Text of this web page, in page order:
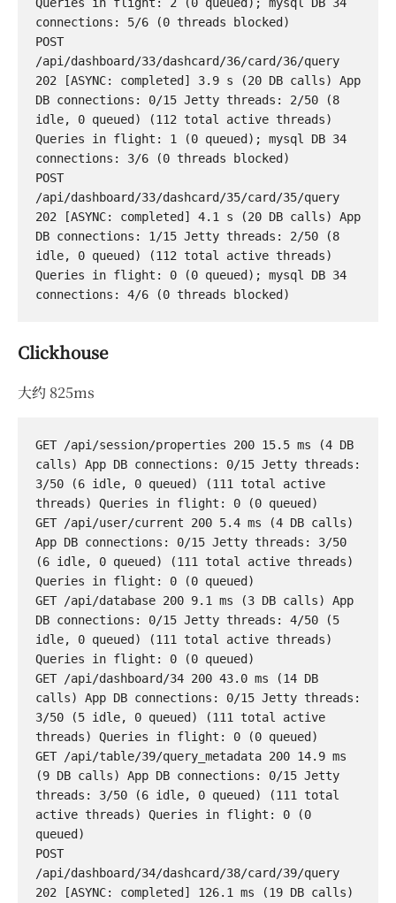
connections: 5/6 (0 threads blocked)
POST
/api/dashboard/33/dashcard/36/card/36/query
202 [ASYNC: completed] 3.9 s (20 DB calls) App
DB connections: 0/15 Jetty threads: 2/50 (8
idle, 0 queued) (112 total active threads)
Queries in flight: 1 (0 queued); mysql DB 34
connections: 3/6 (0 threads blocked)
POST
/api/dashboard/33/dashcard/35/card/35/query
202 [ASYNC: completed] 4.1 s (20 DB calls) App
DB connections: 1/15 Jetty threads: 2/50 (8
idle, 0 queued) (112 total active threads)
Queries in flight: 0 (0 queued); mysql DB 34
Clickhouse
大约 825ms
GET /api/session/properties 200 15.5 ms (4 DB
calls) App DB connections: 0/15 Jetty threads:
3/50 (6 idle, 0 queued) (111 total active
threads) Queries in flight: 0 (0 queued)
GET /api/user/current 200 5.4 ms (4 DB calls)
App DB connections: 0/15 Jetty threads: 3/50
(6 idle, 0 queued) (111 total active threads)
Queries in flight: 0 (0 queued)
GET /api/database 200 9.1 ms (3 DB calls) App
DB connections: 0/15 Jetty threads: 4/50 (5
idle, 0 queued) (111 total active threads)
Queries in flight: 0 (0 queued)
GET /api/dashboard/34 200 43.0 ms (14 DB
calls) App DB connections: 0/15 Jetty threads:
3/50 (5 idle, 0 queued) (111 total active
threads) Queries in flight: 0 (0 queued)
GET /api/table/39/query_metadata 200 14.9 ms
(9 DB calls) App DB connections: 0/15 Jetty
threads: 3/50 (6 idle, 0 queued) (111 total
active threads) Queries in flight: 0 (0
queued)
POST
/api/dashboard/34/dashcard/38/card/39/query
202 [ASYNC: completed] 126.1 ms (19 DB calls)